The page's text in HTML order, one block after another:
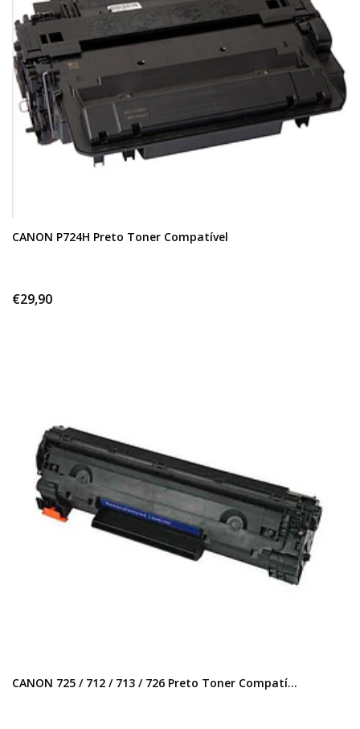
CANON P724H Preto Toner Compatível
€29,90
CANON 725 / 712 / 713 / 726 Preto Toner Compatí...